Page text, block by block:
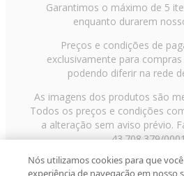
Garantimos o máximo de 5
enquanto durarem
Preços e condições de
exclusivamente para
podendo diferir na rede
As imagens dos produtos são
Todos os preços e condições
a alteração sem aviso prévio.
43.708.379/
Avenida Zaki Narchi, nº 1650,
Nós utilizamos cookies para que
experiência de navegação em nosso